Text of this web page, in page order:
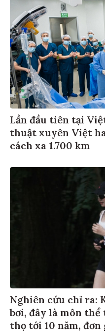
Lần đầu tiên tại
thuật xuyên Việt
cách xa 1.700 km
Nghiên cứu chỉ ra:
bơi, đây là môn
thọ tới 10 năm, đơn